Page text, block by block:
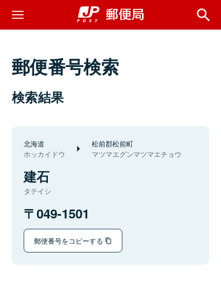
郵便番号検索
検索結果
北海道
ホッカイドウ
松前郡松前町
マツマエグンマツマエチョウ
建石
タテイシ
049-1501
郵便番号をコピーする